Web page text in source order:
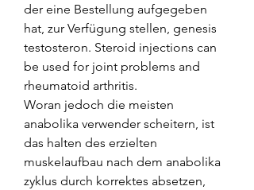
der eine Bestellung aufgegeben
hat, zur Verfügung stellen, genesis
testosteron. Steroid injections can
be used for joint problems and
rheumatoid arthritis.
Woran jedoch die meisten
anabolika verwender scheitern, ist
das halten des erzielten
muskelaufbau nach dem anabolika
zyklus durch korrektes absetzen,